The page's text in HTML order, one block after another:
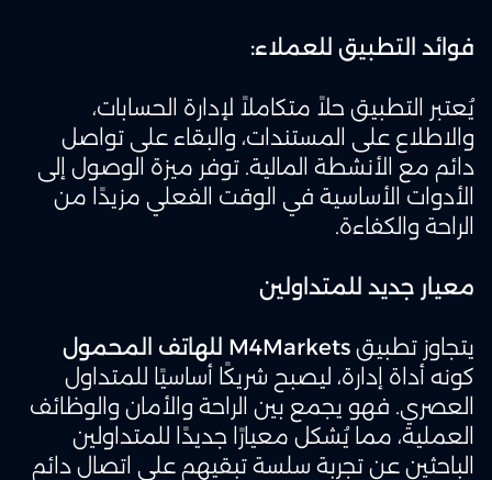
فوائد التطبيق للعملاء:
يُعتبر التطبيق حلاً متكاملاً لإدارة الحسابات،
والاطلاع على المستندات، والبقاء على تواصل
دائم مع الأنشطة المالية. توفر ميزة الوصول إلى
الأدوات الأساسية في الوقت الفعلي مزيدًا من
الراحة والكفاءة.
معيار جديد للمتداولين
يتجاوز تطبيق M4Markets للهاتف المحمول
كونه أداة إدارة، ليصبح شريكًا أساسيًا للمتداول
العصري. فهو يجمع بين الراحة والأمان والوظائف
العملية، مما يُشكل معيارًا جديدًا للمتداولين
الباحثين عن تجربة سلسة تبقيهم على اتصال دائم